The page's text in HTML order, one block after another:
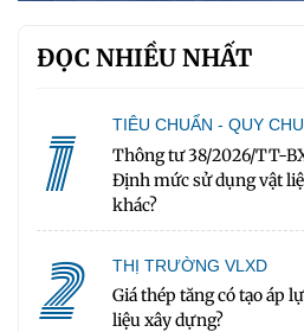
ĐỌC NHIỀU NHẤT
1 TIÊU CHUẨN - QUY
Thông tư 38/2026/TT-
Định mức sử dụng vật
khác?
2 THỊ TRƯỜNG VLXD
Giá thép tăng có tạo áp
liệu xây dựng?